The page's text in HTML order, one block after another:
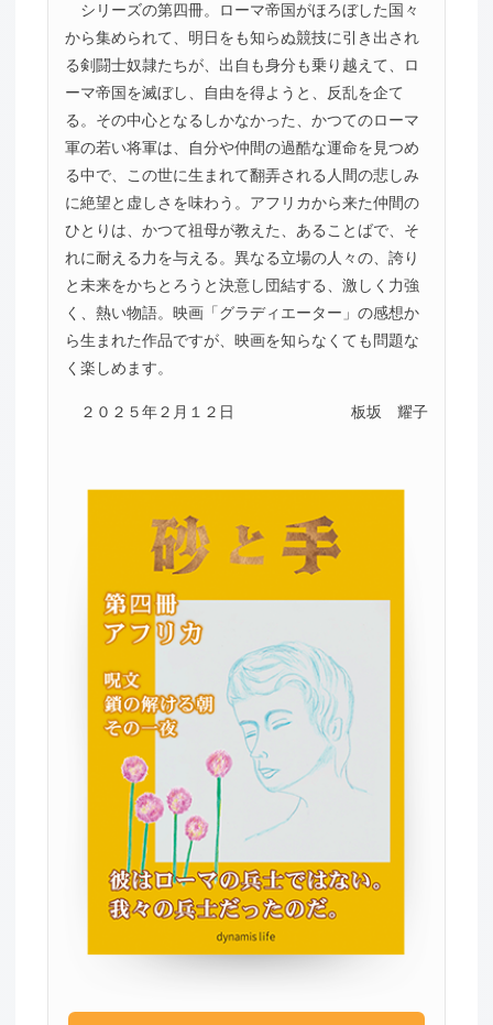
シリーズの第四冊。ローマ帝国がほろぼした国々
から集められて、明日をも知らぬ競技に引き出され
る剣闘士奴隷たちが、出自も身分も乗り越えて、ロ
ーマ帝国を滅ぼし、自由を得ようと、反乱を企て
る。その中心となるしかなかった、かつてのローマ
軍の若い将軍は、自分や仲間の過酷な運命を見つめ
る中で、この世に生まれて翻弄される人間の悲しみ
に絶望と虚しさを味わう。アフリカから来た仲間の
ひとりは、かつて祖母が教えた、あることばで、そ
れに耐える力を与える。異なる立場の人々の、誇り
と未来をかちとろうと決意し団結する、激しく力強
く、熱い物語。映画「グラディエーター」の感想か
ら生まれた作品ですが、映画を知らなくても問題な
く楽しめます。
２０２５年２月１２日 板坂 耀子